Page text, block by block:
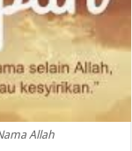
Allah